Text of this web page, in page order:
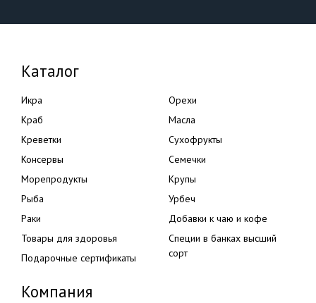
Каталог
Икра
Краб
Креветки
Консервы
Морепродукты
Рыба
Раки
Товары для здоровья
Подарочные сертификаты
Орехи
Масла
Сухофрукты
Семечки
Крупы
Урбеч
Добавки к чаю и кофе
Специи в банках высший
сорт
Компания